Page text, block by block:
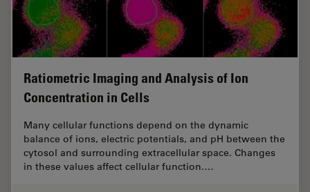
Ratiometric Imaging and Analysis of Ion
Concentration in Cells
Many cellular functions depend on the dynamic
balance of ions, electric potentials, and pH between the
cytosol and surrounding extracellular space. Changes
in these values affect cellular function.…